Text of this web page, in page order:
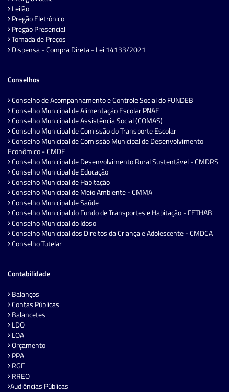
Leilão
Pregão Eletrônico
Pregão Presencial
Tomada de Preços
Dispensa - Compra Direta - Lei 14133/2021
Conselhos
Conselho de Acompanhamento e Controle Social do FUNDEB
Conselho Municipal de Alimentação Escolar PNAE
Conselho Municipal de Assistência Social (COMAS)
Conselho Municipal de Comissão do Transporte Escolar
Conselho Municipal de Comissão Municipal de Desenvolvimento
Econômico - CMDE
Conselho Municipal de Desenvolvimento Rural Sustentável - CMDRS
Conselho Municipal de Educação
Conselho Municipal de Habitação
Conselho Municipal de Meio Ambiente - CMMA
Conselho Municipal de Saúde
Conselho Municipal do Fundo de Transportes e Habitação - FETHAB
Conselho Municipal do Idoso
Conselho Municipal dos Direitos da Criança e Adolescente - CMDCA
Conselho Tutelar
Contabilidade
Balanços
Contas Públicas
Balancetes
LDO
LOA
Orçamento
PPA
RGF
RREO
Audiências Públicas